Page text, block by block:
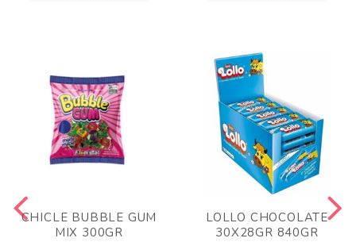
CHICLE BUBBLE GUM
MIX 300GR
LOLLO CHOCOLATE
30X28GR 840GR